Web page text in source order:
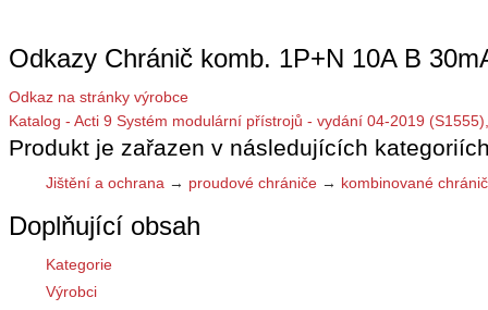
Odkazy Chránič komb. 1P+N 10A B
Odkaz na stránky výrobce
Katalog - Acti 9 Systém modulární přístrojů - vydání 04-2019
Produkt je zařazen v následujících
Jištění a ochrana → proudové chrániče → kombinované
Doplňující obsah
Kategorie
Výrobci